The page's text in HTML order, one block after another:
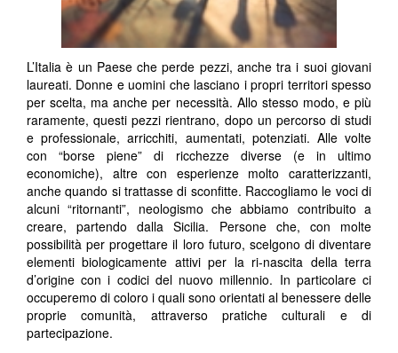
L’Italia è un Paese che perde pezzi, anche tra i suoi giovani
laureati. Donne e uomini che lasciano i propri territori spesso
per scelta, ma anche per necessità. Allo stesso modo, e più
raramente, questi pezzi rientrano, dopo un percorso di studi
e professionale, arricchiti, aumentati, potenziati. Alle volte
con “borse piene” di ricchezze diverse (e in ultimo
economiche), altre con esperienze molto caratterizzanti,
anche quando si trattasse di sconfitte. Raccogliamo le voci di
alcuni “ritornanti”, neologismo che abbiamo contribuito a
creare, partendo dalla Sicilia. Persone che, con molte
possibilità per progettare il loro futuro, scelgono di diventare
elementi biologicamente attivi per la ri-nascita della terra
d’origine con i codici del nuovo millennio. In particolare ci
occuperemo di coloro i quali sono orientati al benessere delle
proprie comunità, attraverso pratiche culturali e di
partecipazione.